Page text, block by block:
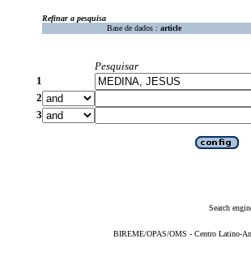
Refinar a pesquisa
Base de dados : article
Pesquisar
1
2
3
Search
BIREME/OPAS/OMS - Centro Latino-